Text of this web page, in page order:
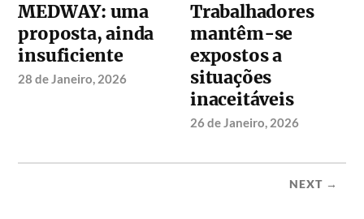
MEDWAY: uma
proposta, ainda
insuficiente
28 de Janeiro, 2026
Trabalhadores
mantêm-se
expostos a
situações
inaceitáveis
26 de Janeiro, 2026
NEXT →